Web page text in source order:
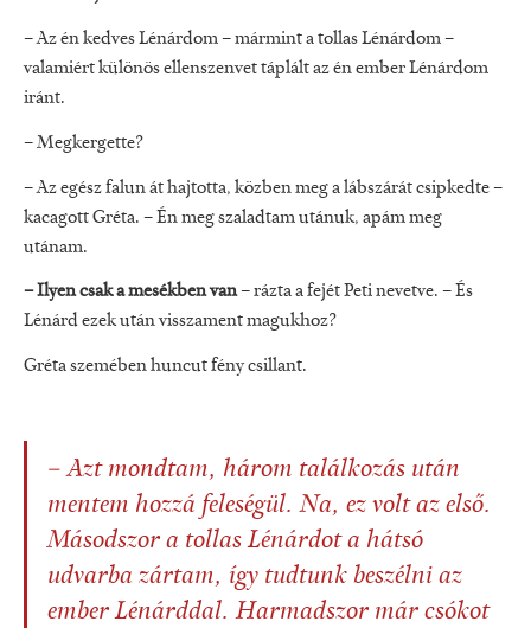
– Az én kedves Lénárdom – mármint a tollas Lénárdom –
valamiért különös ellenszenvet táplált az én ember Lénárdom
iránt.
– Megkergette?
– Az egész falun át hajtotta, közben meg a lábszárát csipkedte –
kacagott Gréta. – Én meg szaladtam utánuk, apám meg
utánam.
– Ilyen csak a mesékben van– rázta a fejét Peti nevetve. – És
Lénárd ezek után visszament magukhoz?
Gréta szemében huncut fény csillant.
– Azt mondtam, három találkozás után
mentem hozzá feleségül. Na, ez volt az első.
Másodszor a tollas Lénárdot a hátsó
udvarba zártam, így tudtunk beszélni az
ember Lénárddal. Harmadszor már csókot